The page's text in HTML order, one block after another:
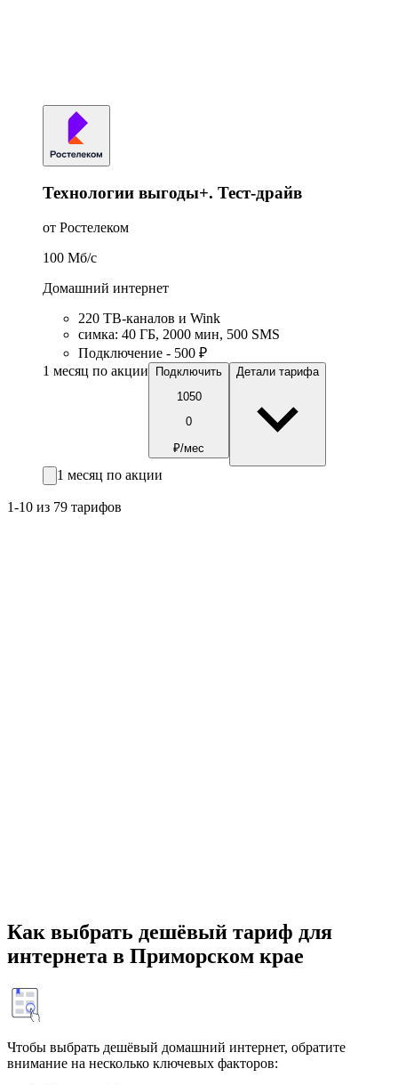
Технологии выгоды+. Тест-драйв
от Ростелеком
100 Мб/c
Домашний интернет
220 ТВ-каналов и Wink
симка: 40 ГБ, 2000 мин, 500 SMS
Подключение - 500 ₽
1 месяц по акции
Подключить
1050
0
₽/мес
Детали тарифа
1 месяц по акции
1-10 из 79 тарифов
Как выбрать дешёвый тариф для
интернета в Приморском крае
Чтобы выбрать дешёвый домашний интернет, обратите
внимание на несколько ключевых факторов: